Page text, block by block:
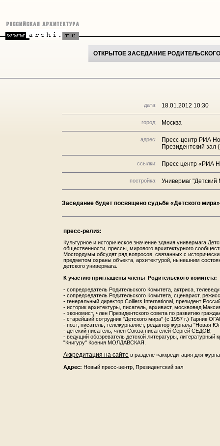
ОТКРЫТОЕ ЗАСЕДАНИЕ
дата: 18.01.2012 10:30
город: Москва
адрес:
Пресс-центр РИА
Президентский
ссылки: Пресс центр «РИА
постройка: Универмаг "Детский
Заседание будет посвящено судьбе «Детского
пресс-релиз:
Культурное и историческое значение здания универмага
общественности, прессы, мирового архитектурного
Мосгордумы обсудят ряд вопросов, связанных с
предметом охраны объекта, архитектурой, нынешним
детского универмага.
К участию приглашены члены Родительского комитета:
- сопредседатель Родительского Комитета, актриса,
- сопредседатель Родительского Комитета, сценарист,
- генеральный директор Colliers International, президент
- историк архитектуры, писатель, архивист, москвовед
- экономист, член Президентского совета по развитию
- старейший сотрудник "Детского мира" (с 1957 г.) Гарник
- поэт, писатель, тележурналист, редактор журнала
- детский писатель, член Союза писателей Сергей СЕДОВ;
- ведущий обозреватель детской литературы, литературный
"Книгуру" Ксения МОЛДАВСКАЯ.
Аккредитация на сайте в разделе «аккредитация для
Адрес: Новый пресс-центр, Президентский зал